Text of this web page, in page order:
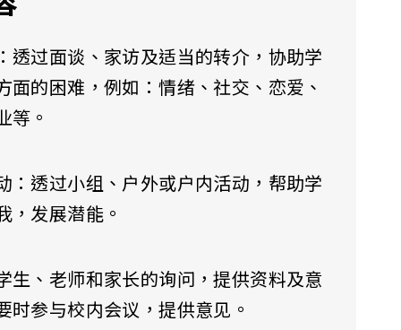
透过面谈、家访及适当的转介，协助学
面的困难，例如：情绪、社交、恋爱、
等。
：透过小组、户外或户内活动，帮助学
，发展潜能。
生、老师和家长的询问，提供资料及意
时参与校内会议，提供意见。